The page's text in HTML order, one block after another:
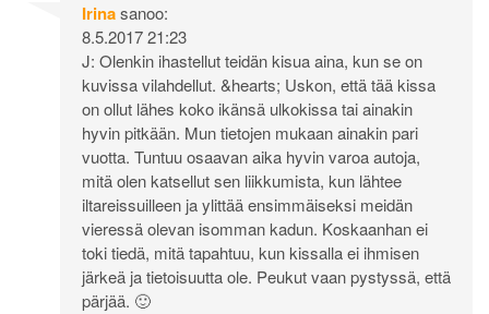
Irinasanoo:
8.5.2017 21:23
J: Olenkin ihastellut teidän kisua aina, kun se on
kuvissa vilahdellut. &hearts; Uskon, että tää kissa
on ollut lähes koko ikänsä ulkokissa tai ainakin
hyvin pitkään. Mun tietojen mukaan ainakin pari
vuotta. Tuntuu osaavan aika hyvin varoa autoja,
mitä olen katsellut sen liikkumista, kun lähtee
iltareissuilleen ja ylittää ensimmäiseksi meidän
vieressä olevan isomman kadun. Koskaanhan ei
toki tiedä, mitä tapahtuu, kun kissalla ei ihmisen
järkeä ja tietoisuutta ole. Peukut vaan pystyssä, että
pärjää. 🙂